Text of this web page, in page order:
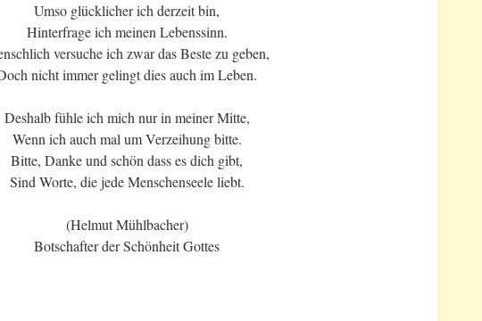
Umso glücklicher ich derzeit bin,
Hinterfrage ich meinen Lebenssinn.
versuche ich zwar das Beste zu geben,
nicht immer gelingt dies auch im Leben.
Deshalb fühle ich mich nur in meiner Mitte,
Wenn ich auch mal um Verzeihung bitte.
Bitte, Danke und schön dass es dich gibt,
Sind Worte, die jede Menschenseele liebt.
(Helmut Mühlbacher)
Botschafter der Schönheit Gottes